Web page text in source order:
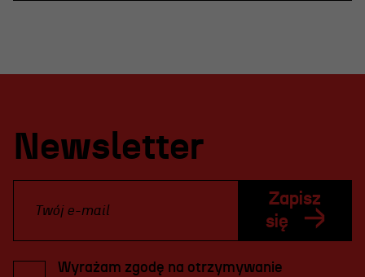
Newsletter
Zapisz
się
Wyrażam zgodę na otrzymywanie